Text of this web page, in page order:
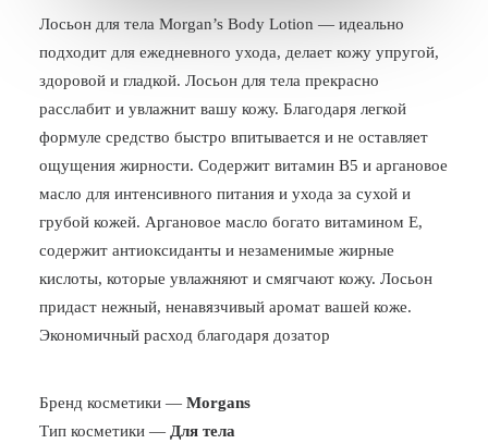
ПОЖАЛОВАТЬСЯ
Лосьон для тела Morgan’s Body Lotion — идеально
подходит для ежедневного ухода, делает кожу упругой,
здоровой и гладкой. Лосьон для тела прекрасно
расслабит и увлажнит вашу кожу. Благодаря легкой
формуле средство быстро впитывается и не оставляет
ощущения жирности. Содержит витамин B5 и аргановое
масло для интенсивного питания и ухода за сухой и
грубой кожей. Аргановое масло богато витамином Е,
содержит антиоксиданты и незаменимые жирные
кислоты, которые увлажняют и смягчают кожу. Лосьон
придаст нежный, ненавязчивый аромат вашей коже.
Экономичный расход благодаря дозатор
Бренд косметики — Morgans
Тип косметики — Для тела